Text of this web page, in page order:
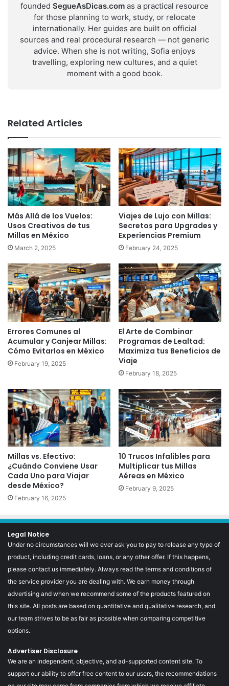
founded SegueAsDicas.com as a practical resource
for those planning to work, study, or relocate
internationally. Her guides are built on official
sources and real procedural research — not generic
advice. When she is not writing, Sofia enjoys
travelling, exploring new cultures, and a quiet
moment with a good book.
Related Articles
Más Allá de los Vuelos:
Usos Creativos de tus
Millas en México
March 2, 2025
Viajes de Lujo con Millas:
Secretos para Upgrades y
Experiencias Premium
February 24, 2025
Errores Comunes al
Acumular y Canjear Millas:
Cómo Evitarlos en México
February 19, 2025
El Arte de Combinar
Programas de Lealtad:
Maximiza tus Beneficios de
Viaje
February 18, 2025
Millas vs. Efectivo:
¿Cuándo Conviene Usar
Cada Uno para Viajar
desde México?
February 16, 2025
10 Trucos Infalibles para
Multiplicar tus Millas
Aéreas en México
February 9, 2025
Legal Notice
Under no circumstances will we ever ask you to pay to release any type of
product, including credit cards, loans, or any other offer. If this happens,
please contact us immediately. Always read the terms and conditions of
the service provider you are dealing with. We earn money through
advertising and when we recommend some of the products featured on
this site. All posts are based on quantitative and qualitative research, and
our team strives to be as fair as possible when comparing competitive
options.
Advertiser Disclosure
We are an independent, objective, and ad-supported content site. To
support our ability to offer free content to our users, the recommendations